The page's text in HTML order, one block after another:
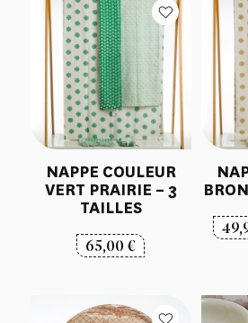
NAPPE COULEUR
VERT PRAIRIE – 3
TAILLES
65,00€